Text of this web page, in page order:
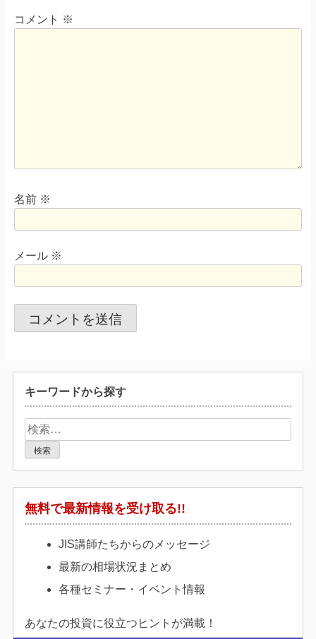
コメント ※
名前 ※
メール ※
キーワードから探す
検
索:
無料で最新情報を受け取る!!
JIS講師たちからのメッセージ
最新の相場状況まとめ
各種セミナー・イベント情報
あなたの投資に役立つヒントが満載！